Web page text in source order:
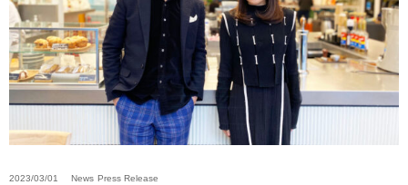
2023/03/01 News Press Release